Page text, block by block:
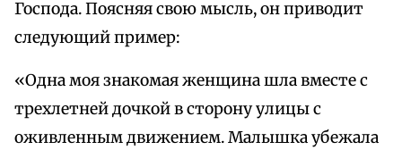
Господа. Поясняя свою мысль, он приводит
следующий пример:
«Одна моя знакомая женщина шла вместе с
трехлетней дочкой в сторону улицы с
оживленным движением. Малышка убежала